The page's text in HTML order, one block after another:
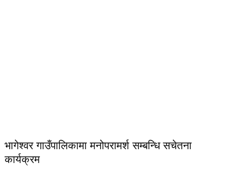
भागेश्वर गाउँपालिकामा मनोपरामर्श सम्बन्धि सचेतना
कार्यक्रम